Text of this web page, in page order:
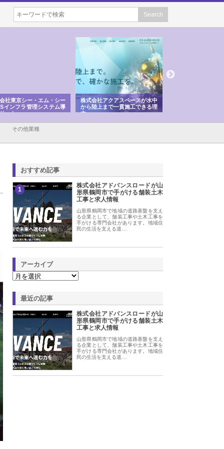
社アクアスペースが水中
上まで一貫施工できる理
株式会社地盤調査事務所が選ば
れ続ける理由と建設コンサルの
強み
その他業種
おすすめ記事
1
株式会社アドバンスロードが山
形県鶴岡市で手がける舗装土木
工事と求人情報
山形県鶴岡市で地域の道路基盤を支え
る企業として、舗装工事や土木工事を
手がける専門会社があります。地域住
民の生活を支える道…
アーカイブ
最近の記事
株式会社アドバンスロードが山
形県鶴岡市で手がける舗装土木
工事と求人情報
山形県鶴岡市で地域の道路基盤を支え
る企業として、舗装工事や土木工事を
手がける専門会社があります。地域住
民の生活を支える道…